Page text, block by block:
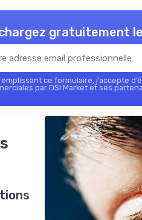
gratuitement
ce formulaire, j’accepte
par DSI Market et ses